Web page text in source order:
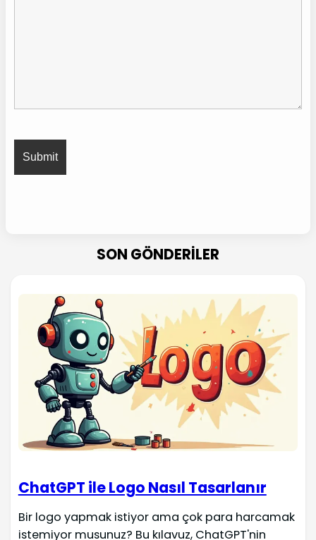
SON GÖNDERILER
ChatGPT ile Logo Nasıl Tasarlanır
Bir logo yapmak istiyor ama çok para harcamak
istemiyor musunuz? Bu kılavuz, ChatGPT'nin